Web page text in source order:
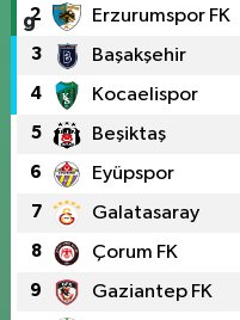
2 Erzurumspor FK
3 Başakşehir
4 Kocaelispor
5 Beşiktaş
6 Eyüpspor
7 Galatasaray
8 Çorum FK
9 Gaziantep FK